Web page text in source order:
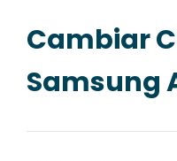
Cambiar
Samsung